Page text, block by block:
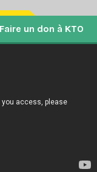
Faire un don à KTO